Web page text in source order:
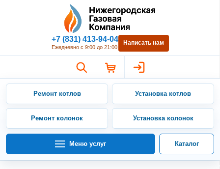
Нижегородская Газовая
+7 (831) 413-94-04
Ежедневно с 9:00 до 21:00
Написать нам
Ремонт котлов Установка котлов
Ремонт колонок Установка колонок
Меню услуг Каталог